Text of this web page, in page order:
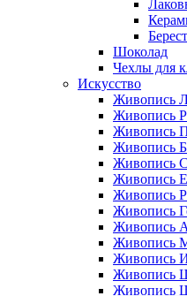
Шоколад
Чехлы для
Искусство
Живопись
Живопись
Живопись
Живопись
Живопись
Живопись
Живопись
Живопись
Живопись
Живопись
Живопись
Живопись
Живопись